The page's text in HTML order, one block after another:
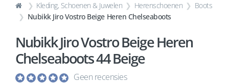
Kleding, Schoenen & Juwelen Herenschoenen
Boots
Nubikk Jiro Vostro Beige Heren Chelseaboots
Nubikk Jiro Vostro Beige Heren
Chelseaboots 44 Beige
Geen recensies